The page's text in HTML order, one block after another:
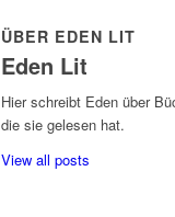
ÜBER EDEN LIT
Eden Lit
Hier schreibt Eden über
die sie gelesen hat.
View all posts